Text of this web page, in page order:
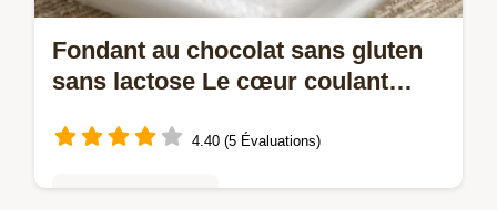
Fondant au chocolat sans gluten
sans lactose Le cœur coulant
4.40 (5 Évaluations)